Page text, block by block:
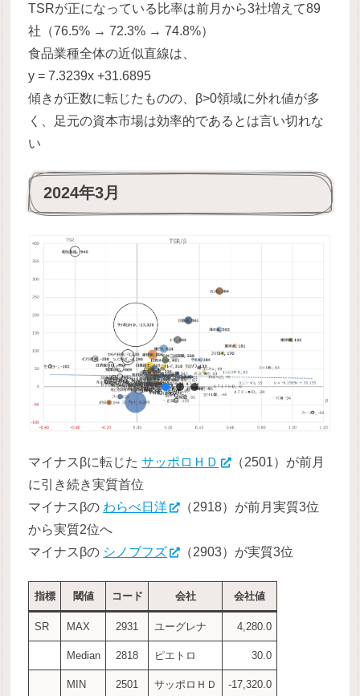
TSRが正になっている比率は前月から3社増えて89
社（76.5% → 72.3% → 74.8%）
食品業種全体の近似直線は、
y = 7.3239x +31.6895
傾きが正数に転じたものの、β>0領域に外れ値が多
く、足元の資本市場は効率的であるとは言い切れな
い
2024年3月
マイナスβに転じたサッポロＨＤ
（2501）が前月
に引き続き実質首位
マイナスβの わらべ日洋
（2918）が前月実質3位
から実質2位へ
マイナスβの シノブフズ （2903）が実質3位
指標 閾値 コード 会社 会社値
SR MAX 2931 ユーグレナ 4,280.0
Median 2818 ピエトロ 30.0
MIN 2501 サッポロＨＤ -17,320.0